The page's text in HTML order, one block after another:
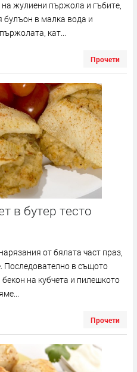
жулиени пържола и гъбите,
булъон в малка вода и
кат...
Прочети
в бутер тесто
от бялата част праз,
Последователно в същото
на кубчета и пилешкото
Прочети